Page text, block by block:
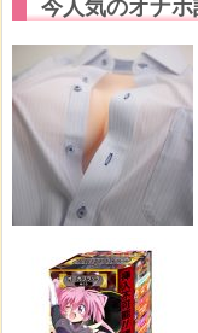
今人気のオナホ